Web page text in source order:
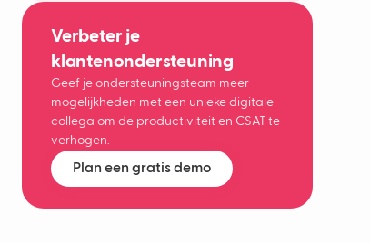
Verbeter je
klantenondersteuning
Geef je ondersteuningsteam meer
mogelijkheden met een unieke digitale
collega om de productiviteit en CSAT te
verhogen.
Plan een gratis demo